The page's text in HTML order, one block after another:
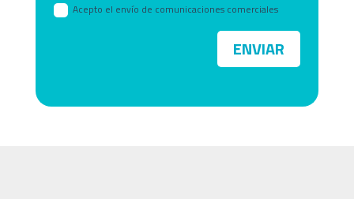
Acepto el envío de comunicaciones comerciales
ENVIAR